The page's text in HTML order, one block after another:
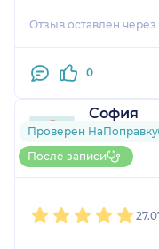
диагноз.
Отзыв оставлен
0
София
1 отзыв
До 5
НаПоправку
Проверен НаПоправку
После записи